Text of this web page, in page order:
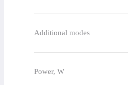
Additional modes
Power, W